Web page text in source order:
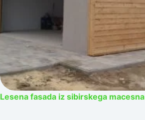
Lesena fasada iz sibirskega macesna